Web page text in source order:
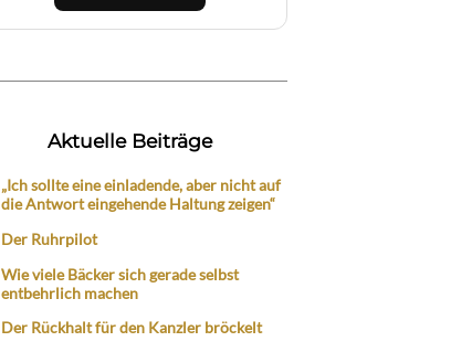
Aktuelle Beiträge
„Ich sollte eine einladende, aber nicht auf
die Antwort eingehende Haltung zeigen“
Der Ruhrpilot
Wie viele Bäcker sich gerade selbst
entbehrlich machen
Der Rückhalt für den Kanzler bröckelt